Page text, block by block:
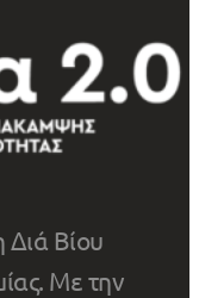
Διά Βίου
Με την